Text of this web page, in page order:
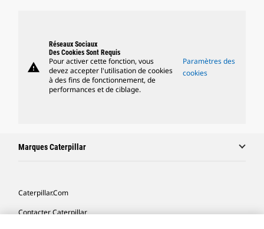
warning
Réseaux Sociaux
Des Cookies Sont Requis
Pour activer cette fonction, vous
devez accepter l'utilisation de cookies
à des fins de fonctionnement, de
performances et de ciblage.
Paramètres des
cookies
Marques Caterpillar
Caterpillar.com
Contacter Caterpillar